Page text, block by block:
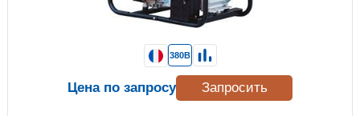
380В
Цена по запросу Запросить